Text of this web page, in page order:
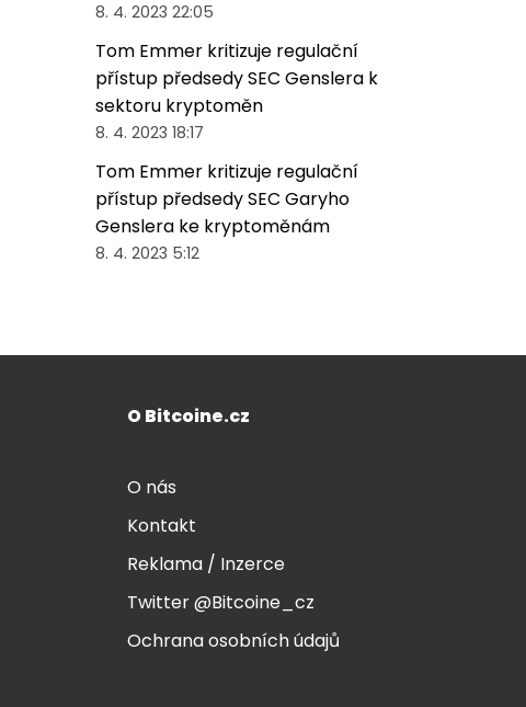
8. 4. 2023 22:05
Tom Emmer kritizuje regulační
přístup předsedy SEC Genslera k
sektoru kryptoměn
8. 4. 2023 18:17
Tom Emmer kritizuje regulační
přístup předsedy SEC Garyho
Genslera ke kryptoměnám
8. 4. 2023 5:12
O Bitcoine.cz
O nás
Kontakt
Reklama / Inzerce
Twitter @Bitcoine_cz
Ochrana osobních údajů